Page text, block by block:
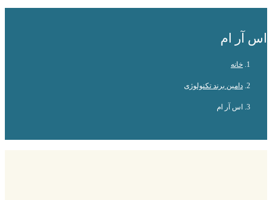
اس آر ام
خانه
دامین برند تکنولوژی
اس آر ام